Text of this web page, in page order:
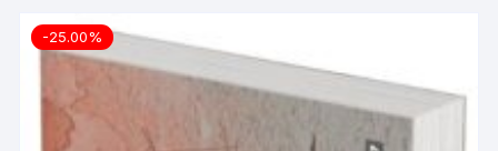
-25.00%